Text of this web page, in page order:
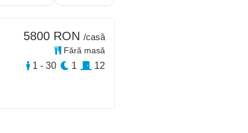
5800 RON /casă
Fără masă
1 - 30 1 12